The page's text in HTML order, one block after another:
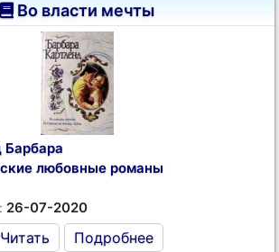
Во власти мечты
Барбара
любовные романы
26-07-2020
Читать Подробнее